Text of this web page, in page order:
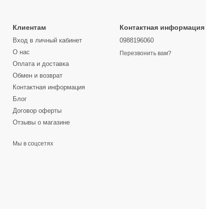
Клиентам
Вход в личный кабинет
О нас
Оплата и доставка
Обмен и возврат
Контактная информация
Блог
Договор оферты
Отзывы о магазине
Мы в соцсетях
Контактная информация
0988196060
Перезвонить вам?